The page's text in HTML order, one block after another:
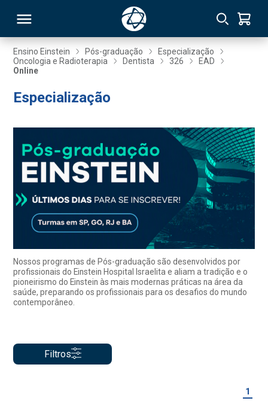
Ensino Einstein Pós-graduação
Especialização
Oncologia e Radioterapia
Dentista 326
EAD
Online
Especialização
Nossos programas de Pós-graduação são desenvolvidos por
profissionais do Einstein Hospital Israelita e aliam a tradição e o
pioneirismo do Einstein às mais modernas práticas na área da
saúde, preparando os profissionais para os desafios do mundo
contemporâneo.
Filtros
1